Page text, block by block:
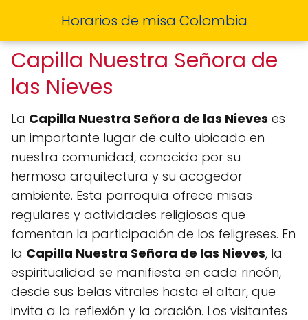
Horarios de misa Colombia
Capilla Nuestra Señora de
las Nieves
La Capilla Nuestra Señora de las Nieves es
un importante lugar de culto ubicado en
nuestra comunidad, conocido por su
hermosa arquitectura y su acogedor
ambiente. Esta parroquia ofrece misas
regulares y actividades religiosas que
fomentan la participación de los feligreses. En
la Capilla Nuestra Señora de las Nieves, la
espiritualidad se manifiesta en cada rincón,
desde sus belas vitrales hasta el altar, que
invita a la reflexión y la oración. Los visitantes